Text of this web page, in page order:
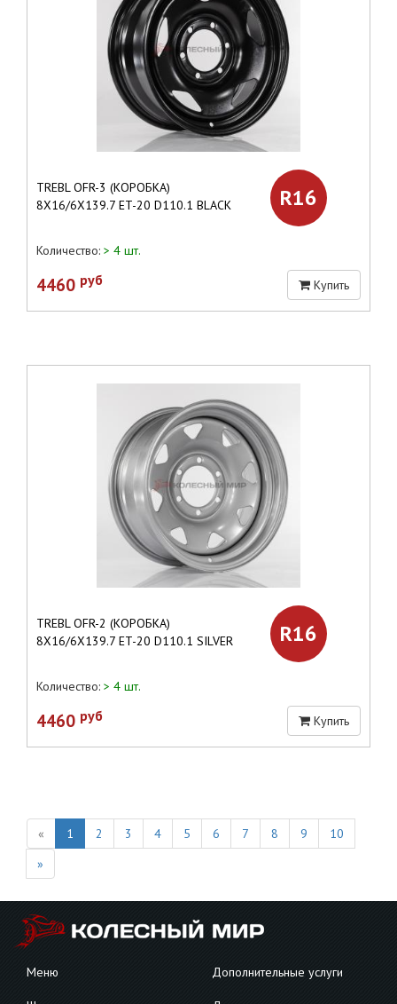
TREBL OFR-3 (КОРОБКА)
8X16/6X139.7 ET-20 D110.1 BLACK
R16
Количество: > 4 шт.
4460 руб Купить
TREBL OFR-2 (КОРОБКА)
8X16/6X139.7 ET-20 D110.1 SILVER
R16
Количество: > 4 шт.
4460 руб Купить
« 1 2 3 4 5 6 7 8 9
10
»
Меню Дополнительные услуги